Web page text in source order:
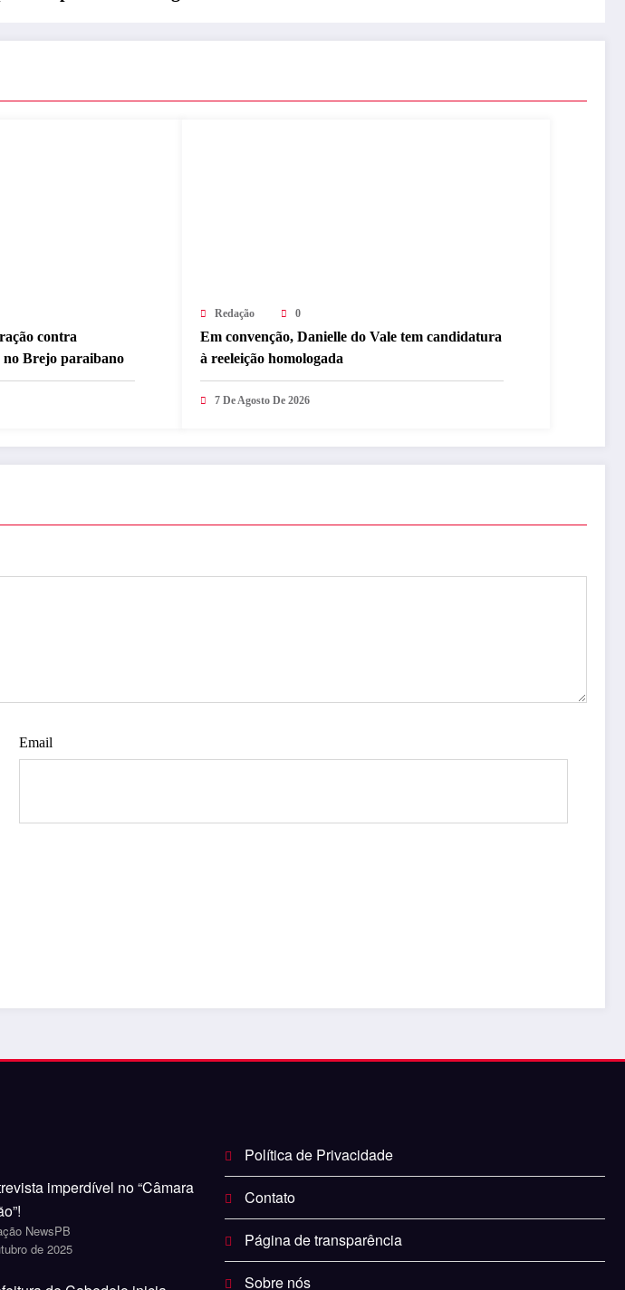
contra
no Brejo paraibano
Redação 0
Em convenção, Danielle do Vale tem candidatura
à reeleição homologada
7 De Agosto De 2026
Email
imperdível no “Câmara
NewsPB
de 2025
Política de Privacidade
Contato
Página de transparência
Sobre nós